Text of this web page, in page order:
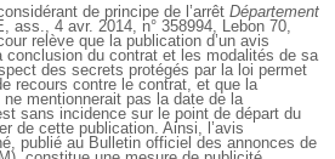
de principe de l’arrêtDépartement
ass., 4 avr. 2014, n° 358994, Lebon 70,
relève que la publication d’un avis
conclusion du contrat et les modalités de sa
des secrets protégés par la loi permet
recours contre le contrat, et que la
mentionnerait pas la date de la
sans incidence sur le point de départ du
de cette publication. Ainsi, l’avis
publié au Bulletin officiel des annonces de